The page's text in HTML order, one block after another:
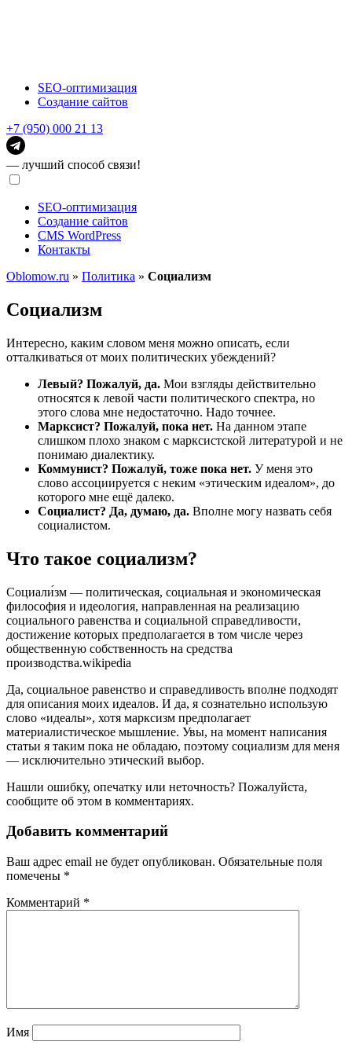
SEO-оптимизация
Создание сайтов
+7 (950) 000 21 13
— лучший способ связи!
SEO-оптимизация
Создание сайтов
CMS WordPress
Контакты
Oblomow.ru » Политика » Социализм
Социализм
Интересно, каким словом меня можно описать, если
отталкиваться от моих политических убеждений?
Левый? Пожалуй, да. Мои взгляды действительно
относятся к левой части политического спектра, но
этого слова мне недостаточно. Надо точнее.
Марксист? Пожалуй, пока нет. На данном этапе
слишком плохо знаком с марксистской литературой и не
понимаю диалектику.
Коммунист? Пожалуй, тоже пока нет. У меня это
слово ассоциируется с неким «этическим идеалом», до
которого мне ещё далеко.
Социалист? Да, думаю, да. Вполне могу назвать себя
социалистом.
Что такое социализм?
Социали́зм — политическая, социальная и экономическая
философия и идеология, направленная на реализацию
социального равенства и социальной справедливости,
достижение которых предполагается в том числе через
общественную собственность на средства
производства.wikipedia
Да, социальное равенство и справедливость вполне подходят
для описания моих идеалов. И да, я сознательно использую
слово «идеалы», хотя марксизм предполагает
материалистическое мышление. Увы, на момент написания
статьи я таким пока не обладаю, поэтому социализм для меня
— исключительно этический выбор.
Нашли ошибку, опечатку или неточность? Пожалуйста,
сообщите об этом в комментариях.
Добавить комментарий
Ваш адрес email не будет опубликован. Обязательные поля
помечены *
Комментарий *
Имя